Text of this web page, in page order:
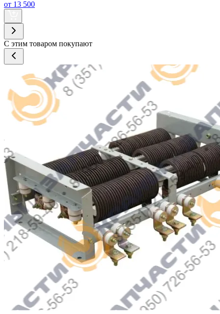
от 13 500
С этим товаром покупают